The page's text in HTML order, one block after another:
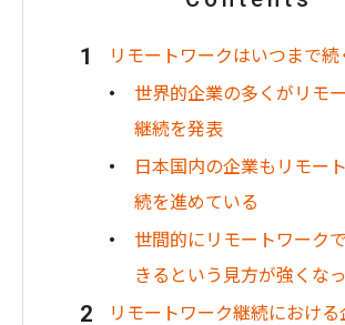
リモートワークはいつまで続
世界的企業の多くがリモ
継続を発表
日本国内の企業もリモー
続を進めている
世間的にリモートワーク
きるという見方が強くな
リモートワーク継続における